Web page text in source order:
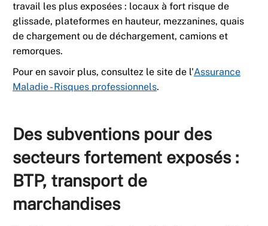
travail les plus exposées : locaux à fort risque de
glissade, plateformes en hauteur, mezzanines, quais
de chargement ou de déchargement, camions et
remorques.
Pour en savoir plus, consultez le site de l'Assurance
Maladie - Risques professionnels.
Des subventions pour des
secteurs fortement exposés :
BTP, transport de
marchandises